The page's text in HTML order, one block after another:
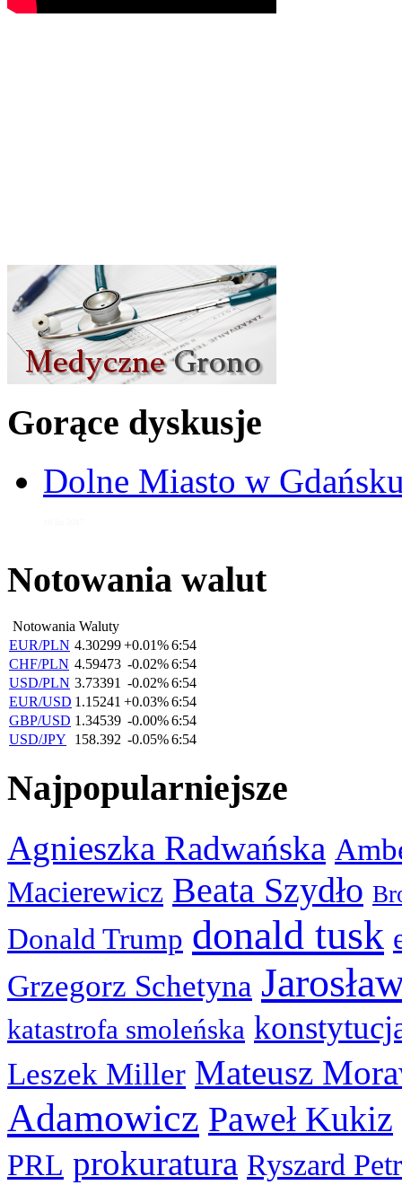
Gorące dyskusje
Dolne Miasto w
Notowania walut
Notowania Waluty
EUR/PLN 4.30299+0.01%6:54
CHF/PLN 4.59473 -0.02%6:54
USD/PLN 3.73391 -0.02%6:54
EUR/USD 1.15241 +0.03%6:54
GBP/USD 1.34539 -0.00%6:54
USD/JPY
158.392 -0.05%6:54
Najpopularniejsze
Agnieszka Radwańska
Macierewicz Beata Szydło
Donald Trump donald tusk
Grzegorz Schetyna
katastrofa smoleńska
Leszek Miller Mateusz
Adamowicz Paweł Kukiz
PRL prokuratura Ryszard